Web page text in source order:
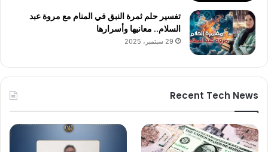
تفسير حلم ثمرة النبق في المنام مع مروة عبد
السلام.. معانيها وأسرارها
29 سبتمبر، 2025
Recent Tech News